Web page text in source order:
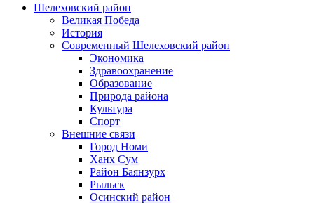
Шелеховский район
Великая Победа
История
Современный Шелеховский район
Экономика
Здравоохранение
Образование
Природа района
Культура
Спорт
Внешние связи
Город Номи
Ханх Сум
Район Баянзурх
Рыльск
Осинский район